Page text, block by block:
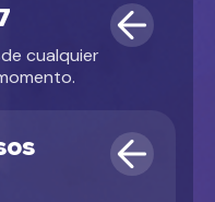
cualquier